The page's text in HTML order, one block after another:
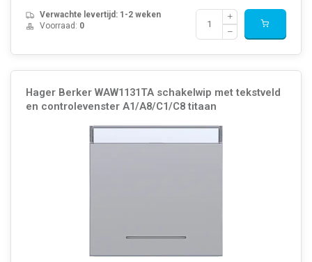
Verwachte levertijd: 1-2 weken
Voorraad: 0
Hager Berker WAW1131TA schakelwip met tekstveld
en controlevenster A1/A8/C1/C8 titaan